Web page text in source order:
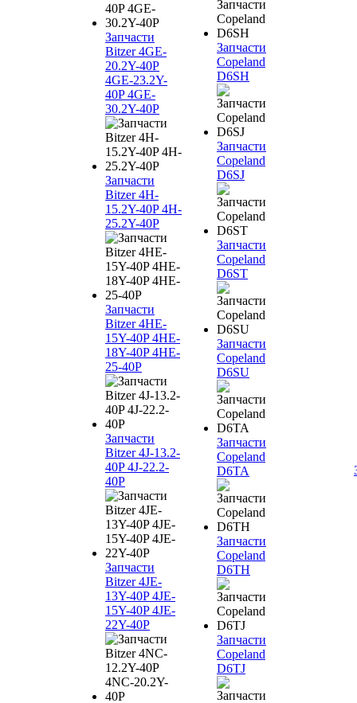
Запчасти
Bitzer 4GE-
20.2Y-40P
4GE-23.2Y-
40P 4GE-
30.2Y-40P
Запчасти
Bitzer 4H-
15.2Y-40P 4H-
25.2Y-40P
Запчасти
Bitzer 4HE-
15Y-40P 4HE-
18Y-40P 4HE-
25-40P
Запчасти
Bitzer 4J‐13.2-
40P 4J‐22.2-
40P
Запчасти
Bitzer 4JE-
13Y-40P 4JE-
15Y-40P 4JE-
22Y-40P
Запчасти
Copeland
D6SH
Запчасти
Copeland
D6SJ
Запчасти
Copeland
D6ST
Запчасти
Copeland
D6SU
Запчасти
Copeland
D6TA
Запчасти
Copeland
D6TH
Запчасти
Copeland
D6TJ